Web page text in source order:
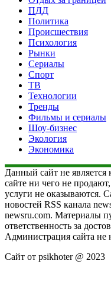
ПДД
Политика
Происшествия
Психология
Рынки
Сериалы
Спорт
ТВ
Технологии
Тренды
Фильмы и сериалы
Шоу-бизнес
Экология
Экономика
Данный сайт не
сайте ни чего не
услуги не оказываются.
новостей RSS канала
newsru.com. Материалы
ответственность за
Администрация сайта не
Сайт от psikhoter @ 2023